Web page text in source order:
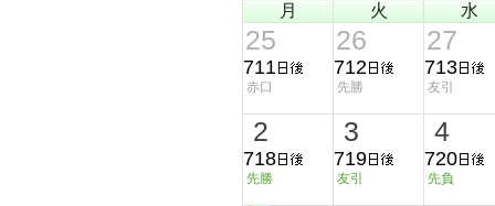
月 火 水
25
711
赤口
26
712
先勝
27
713
友引
2
718
先勝
3
719
友引
4
720
先負